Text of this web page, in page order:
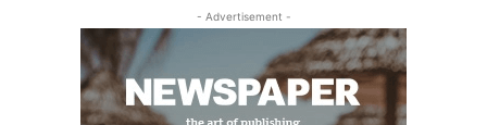
- Advertisement -